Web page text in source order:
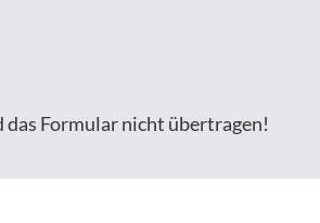
Formular nicht übertragen!